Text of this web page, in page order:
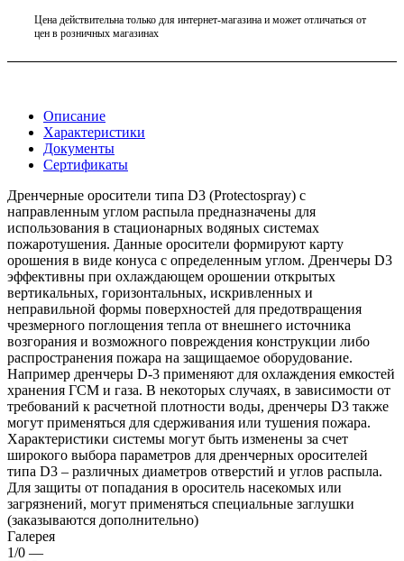
Цена действительна только для интернет-магазина и может отличаться от
цен в розничных магазинах
Описание
Характеристики
Документы
Сертификаты
Дренчерные оросители типа D3 (Protectospray) с
направленным углом распыла предназначены для
использования в стационарных водяных системах
пожаротушения. Данные оросители формируют карту
орошения в виде конуса с определенным углом. Дренчеры D3
эффективны при охлаждающем орошении открытых
вертикальных, горизонтальных, искривленных и
неправильной формы поверхностей для предотвращения
чрезмерного поглощения тепла от внешнего источника
возгорания и возможного повреждения конструкции либо
распространения пожара на защищаемое оборудование.
Например дренчеры D-3 применяют для охлаждения емкостей
хранения ГСМ и газа. В некоторых случаях, в зависимости от
требований к расчетной плотности воды, дренчеры D3 также
могут применяться для сдерживания или тушения пожара.
Характеристики системы могут быть изменены за счет
широкого выбора параметров для дренчерных оросителей
типа D3 – различных диаметров отверстий и углов распыла.
Для защиты от попадания в ороситель насекомых или
загрязнений, могут применяться специальные заглушки
(заказываются дополнительно)
Галерея
1/0 —